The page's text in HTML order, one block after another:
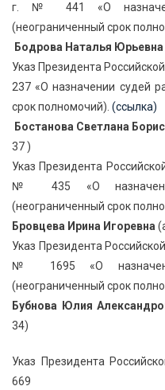
г. № 441 «О
(неограниченный срок
Бодрова Наталья Юрьевна
Указ Президента
237 «О назначении судей
срок полномочий). (ссылка)
Бостанова Светлана
37 )
Указ Президента
№ 435 «О
(неограниченный срок
Бровцева Ирина Игоревна
Указ Президента
№ 1695 «О
(неограниченный срок
Бубнова Юлия
34)
Указ Президента
669